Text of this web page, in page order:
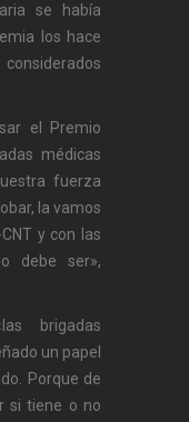
se había
los hace
el Premio
médicas
fuerza
la vamos
y con las
debe ser»,
brigadas
un papel
Porque de
si tiene o no